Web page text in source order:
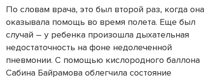
По словам врача, это был второй раз, когда она
оказывала помощь во время полета. Еще был
случай ― у ребенка произошла дыхательная
недостаточность на фоне недолеченной
пневмонии. С помощью кислородного баллона
Сабина Байрамова облегчила состояние